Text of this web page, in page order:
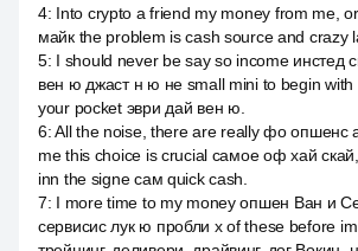
4: Into crypto а friend my money from me,
майк the problem is cash source and crazy
5: I should never be say so income инстед
вен ю джаст н ю не small mini to begin with
your pocket эври дай вен ю.
6:All the noise, there are really фо опшенс
me this choice is crucial самое оф хай
inn the signe сам quick cash.
7: I more time to my money опшен Ван и
сервисис лук ю пробли х of these before